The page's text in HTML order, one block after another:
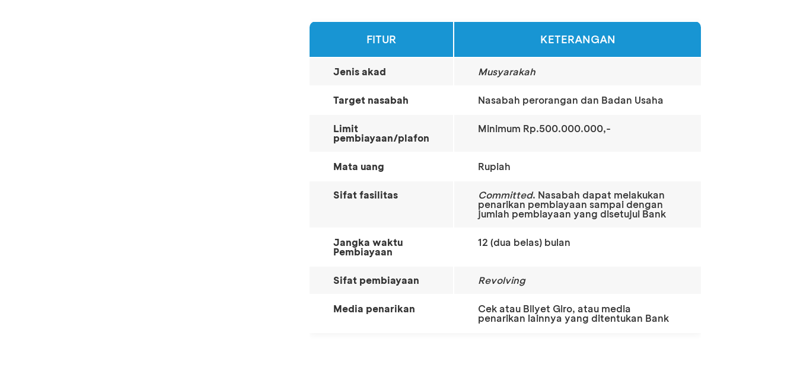
FITUR KETERANGAN
Jenis akad Musyarakah
Target nasabah Nasabah perorangan dan Badan Usaha
Limit
pembiayaan/plafon
Minimum Rp.500.000.000,-
Mata uang Rupiah
Sifat fasilitas Committed. Nasabah dapat melakukan
penarikan pembiayaan sampai dengan
jumlah pembiayaan yang disetujui Bank
Jangka waktu
Pembiayaan
12 (dua belas) bulan
Sifat pembiayaan Revolving
Media penarikan Cek atau Bilyet Giro, atau media
penarikan lainnya yang ditentukan Bank